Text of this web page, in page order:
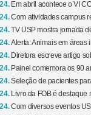
Em abril acontece o VI
Com atividades campus
TV USP mostra jornada
Alerta: Animais em áreas
Diretora escreve artigo
Painel comemora os 90
Seleção de pacientes
Livro da FOB é destaque
Com diversos eventos